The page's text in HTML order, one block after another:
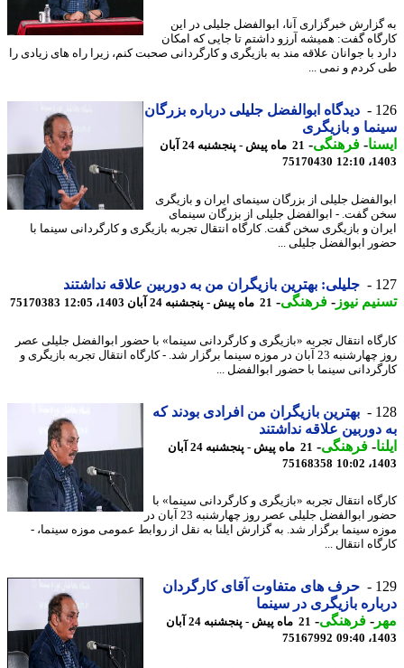
خبرگزاری آنا، ابوالفضل جلیلی در این
گفت: همیشه آرزو داشتم تا جایی که امکان
با جوانان علاقه مند به بازیگری و کارگردانی صحبت کنم، زیرا راه های زیادی را
و نمی ...
دیدگاه ابوالفضل جلیلی درباره بزرگان
و بازیگری
-فرهنگی-
21 ماه پیش - پنجشنبه 24 آبان
75170430
جلیلی از بزرگان سینمای ایران و بازیگری
گفت. - ابوالفضل جلیلی از بزرگان سینمای
و بازیگری سخن گفت. کارگاه انتقال تجربه بازیگری و کارگردانی سینما با
ابوالفضل جلیلی ...
جلیلی: بهترین بازیگران من به دوربین علاقه نداشتند
نیوز-فرهنگی-21 ماه پیش - پنجشنبه 24 آبان 1403، 12:05 75170383
انتقال تجربه «بازیگری و کارگردانی سینما» با حضور ابوالفضل جلیلی عصر
روز چهارشنبه 23 آبان در موزه سینما برگزار شد. - کارگاه انتقال تجربه بازیگری و
سینما با حضور ابوالفضل ...
بهترین بازیگران من افرادی بودند که
علاقه نداشتند
-فرهنگی-
21 ماه پیش - پنجشنبه 24 آبان
75168358
انتقال تجربه «بازیگری و کارگردانی سینما» با
حضور ابوالفضل جلیلی عصر روز چهارشنبه 23 آبان در
سینما برگزار شد. به گزارش ایلنا به نقل از روابط عمومی موزه سینما، -
انتقال ...
حرف های متفاوت آقای کارگردان
بازیگری در سینما
-فرهنگی-
21 ماه پیش - پنجشنبه 24 آبان
75167992